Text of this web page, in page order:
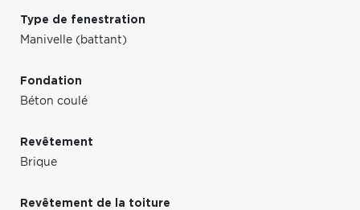
Type de fenestration
Manivelle (battant)
Fondation
Béton coulé
Revêtement
Brique
Revêtement de la toiture